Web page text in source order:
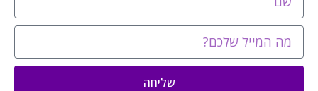
שליחה